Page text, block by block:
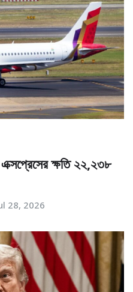
এক্সপ্রেসের ক্ষতি ২২,২৩৮
28, 2026